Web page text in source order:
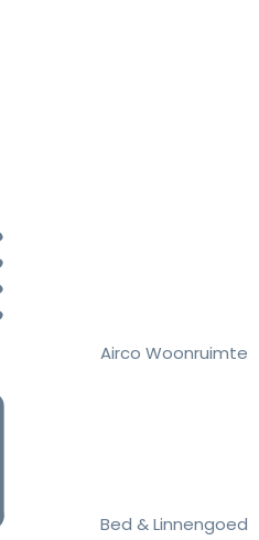
Airco Woonruimte
Bed & Linnengoed